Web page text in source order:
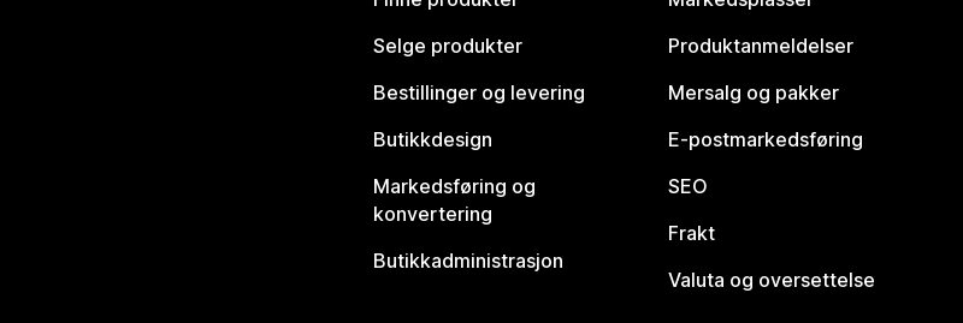
Selge produkter
Bestillinger og levering
Butikkdesign
Markedsføring og
konvertering
Butikkadministrasjon
Produktanmeldelser
Mersalg og pakker
E-postmarkedsføring
SEO
Frakt
Valuta og oversettelse